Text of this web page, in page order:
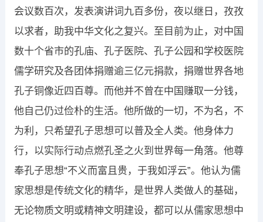
会议数百次，发表演讲词九百多份，夜以继日，孜孜
以求者，助我中华文化之复兴。至目前为止，对中国
数十个省市的孔庙、孔子医院、孔子公园和学校医院
儒学研究及各团体捐赠逾三亿元捐款，捐赠世界各地
孔子铜像近四百尊。而他并不曾在中国赚取一分钱，
他自己仍过俭朴的生活。他所做的一切，不为名，不
为利，只希望孔子思想可以普及全人类。他身体力
行，以实际行动点燃孔圣之火到世界每一角落。他尊
奉孔子思想“不义而富且贵，于我如浮云”。他认为儒
家思想是传统文化的精华，是世界人类做人的基础，
无论物质文明或精神文明建设，都可以从儒家思想中